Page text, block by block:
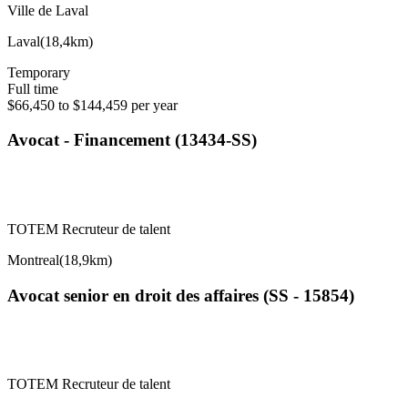
Ville de Laval
Laval(18,4km)
Temporary
Full time
$66,450 to $144,459 per year
Avocat - Financement (13434-SS)
TOTEM Recruteur de talent
Montreal(18,9km)
Avocat senior en droit des affaires (SS - 15854)
TOTEM Recruteur de talent